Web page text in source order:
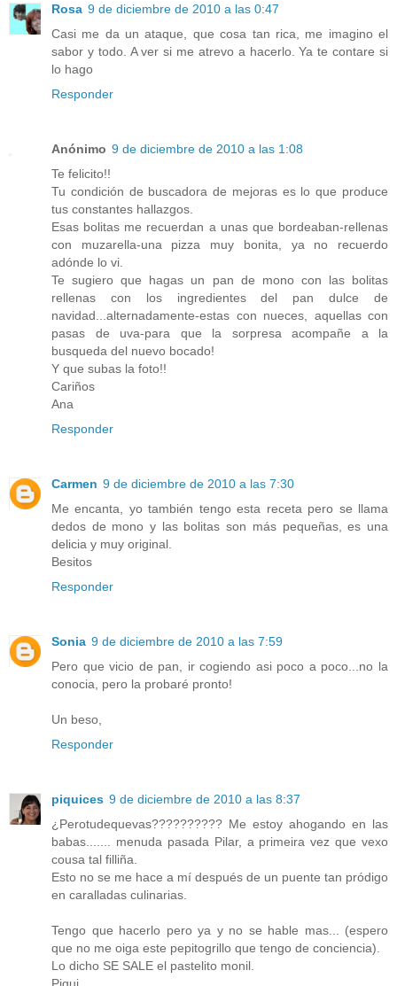
Rosa 9 de diciembre de 2010 a las 0:47
Casi me da un ataque, que cosa tan rica, me imagino el
sabor y todo. A ver si me atrevo a hacerlo. Ya te contare si
lo hago
Responder
Anónimo 9 de diciembre de 2010 a las 1:08
Te felicito!!
Tu condición de buscadora de mejoras es lo que produce
tus constantes hallazgos.
Esas bolitas me recuerdan a unas que bordeaban-rellenas
con muzarella-una pizza muy bonita, ya no recuerdo
adónde lo vi.
Te sugiero que hagas un pan de mono con las bolitas
rellenas con los ingredientes del pan dulce de
navidad...alternadamente-estas con nueces, aquellas con
pasas de uva-para que la sorpresa acompañe a la
busqueda del nuevo bocado!
Y que subas la foto!!
Cariños
Ana
Responder
Carmen 9 de diciembre de 2010 a las 7:30
Me encanta, yo también tengo esta receta pero se llama
dedos de mono y las bolitas son más pequeñas, es una
delicia y muy original.
Besitos
Responder
Sonia 9 de diciembre de 2010 a las 7:59
Pero que vicio de pan, ir cogiendo asi poco a poco...no la
conocia, pero la probaré pronto!
Un beso,
Responder
piquices 9 de diciembre de 2010 a las 8:37
¿Perotudequevas?????????? Me estoy ahogando en las
babas....... menuda pasada Pilar, a primeira vez que vexo
cousa tal filliña.
Esto no se me hace a mí después de un puente tan pródigo
en caralladas culinarias.
Tengo que hacerlo pero ya y no se hable mas... (espero
que no me oiga este pepitogrillo que tengo de conciencia).
Lo dicho SE SALE el pastelito monil.